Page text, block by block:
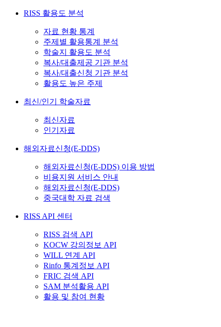
RISS 활용도 분석
자료 현황 통계
주제별 활용통계 분석
학술지 활용도 분석
복사/대출제공 기관 분석
복사/대출신청 기관 분석
활용도 높은 주제
최신/인기 학술자료
최신자료
인기자료
해외자료신청(E-DDS)
해외자료신청(E-DDS) 이용 방법
비용지원 서비스 안내
해외자료신청(E-DDS)
중국대학 자료 검색
RISS API 센터
RISS 검색 API
KOCW 강의정보 API
WILL 연계 API
Rinfo 통계정보 API
FRIC 검색 API
SAM 분석활용 API
활용 및 참여 현황